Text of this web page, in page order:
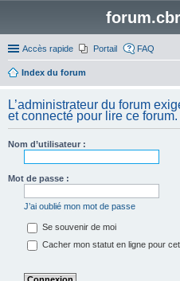
Accès rapide Portail FAQ
Index du forum
L’administrateur du forum
et connecté pour lire ce forum.
Nom d’utilisateur :
Mot de passe :
J’ai oublié mon mot de passe
Se souvenir de moi
Cacher mon statut en ligne pour